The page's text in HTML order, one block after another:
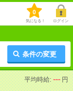
0
気になる！ ログイン
条件の変更
平均時給: --- 円